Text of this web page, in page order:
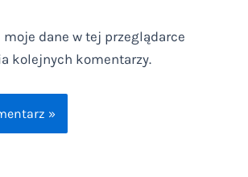
dane w tej przeglądarce
kolejnych komentarzy.